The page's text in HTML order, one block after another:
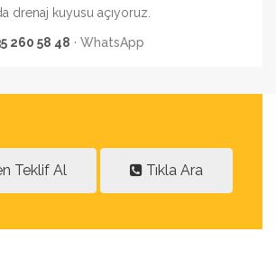
drenaj kuyusu açıyoruz.
260 58 48 · WhatsApp
Teklif Al Tıkla Ara